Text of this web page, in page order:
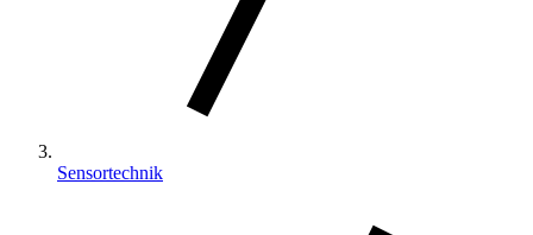
Sensortechnik